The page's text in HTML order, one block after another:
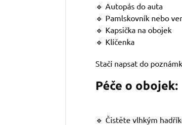
🔹 Autopás do auta
🔹 Pamlskovník nebo
🔹 Kapsička na obojek
🔹 Klíčenka
Stačí napsat do
Péče o obojek:
🔹 Čistěte vlhkým